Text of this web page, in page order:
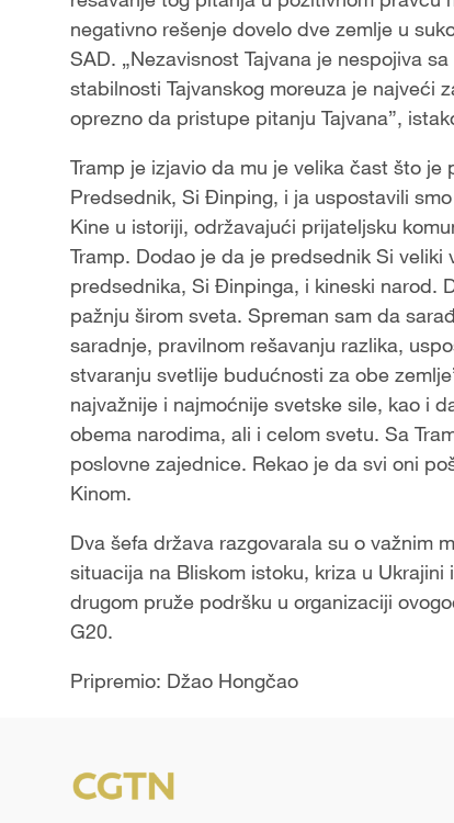
negativno rešenje dovelo dve zemlje u
SAD. „Nezavisnost Tajvana je nespojiva
stabilnosti Tajvanskog moreuza je najveći
oprezno da pristupe pitanju Tajvana”,
Tramp je izjavio da mu je velika čast što
Predsednik, Si Đinping, i ja uspostavili
Kine u istoriji, održavajući prijateljsku
Tramp. Dodao je da je predsednik Si
predsednika, Si Đinpinga, i kineski narod.
pažnju širom sveta. Spreman sam da
saradnje, pravilnom rešavanju razlika,
stvaranju svetlije budućnosti za obe
najvažnije i najmoćnije svetske sile, kao i
obema narodima, ali i celom svetu. Sa
poslovne zajednice. Rekao je da svi oni
Kinom.
Dva šefa država razgovarala su o važnim
situacija na Bliskom istoku, kriza u
drugom pruže podršku u organizaciji
G20.
Pripremio: Džao Hongčao